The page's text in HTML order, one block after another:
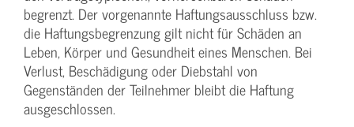
begrenzt. Der vorgenannte Haftungs­ausschluss bzw.
die Haftungs­begrenzung gilt nicht für Schäden an
Leben, Körper und Gesundheit eines Menschen. Bei
Verlust, Beschädigung oder Diebstahl von
Gegenständen der Teilnehmer bleibt die Haftung
ausgeschlossen.